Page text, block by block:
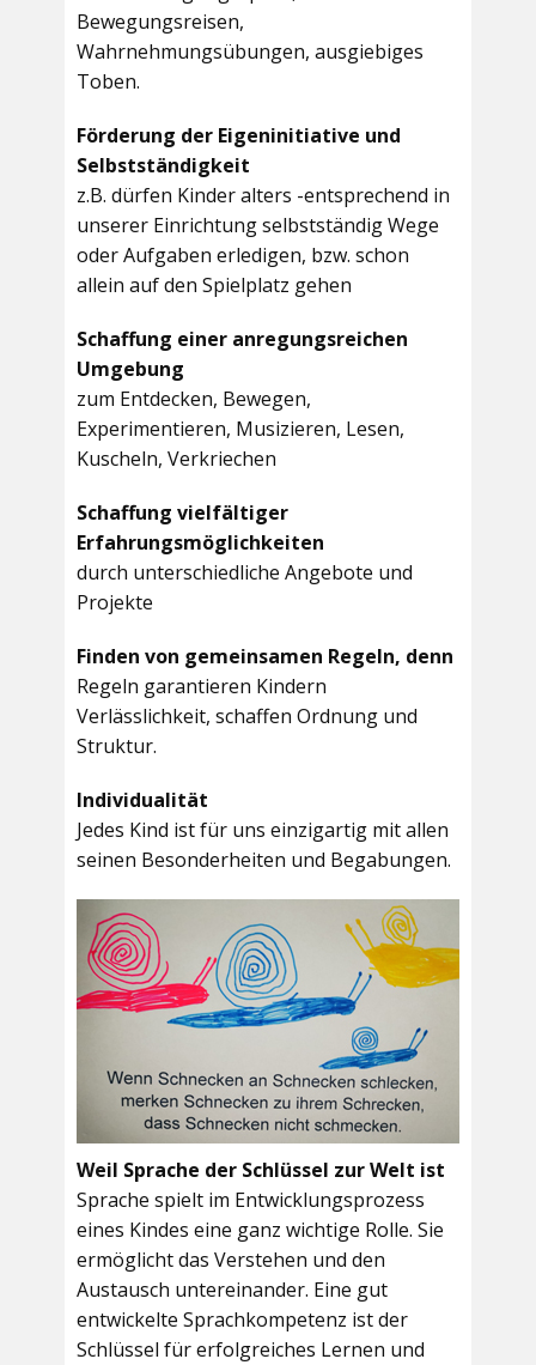
Bewegungsreisen,
Wahrnehmungsübungen, ausgiebiges
Toben.
Förderung der Eigeninitiative und
Selbstständigkeit
z.B. dürfen Kinder alters -entsprechend in
unserer Einrichtung selbstständig Wege
oder Aufgaben erledigen, bzw. schon
allein auf den Spielplatz gehen
Schaffung einer anregungsreichen
Umgebung
zum Entdecken, Bewegen,
Experimentieren, Musizieren, Lesen,
Kuscheln, Verkriechen
Schaffung vielfältiger
Erfahrungsmöglichkeiten
durch unterschiedliche Angebote und
Projekte
Finden von gemeinsamen Regeln, denn
Regeln garantieren Kindern
Verlässlichkeit, schaffen Ordnung und
Struktur.
Individualität
Jedes Kind ist für uns einzigartig mit allen
seinen Besonderheiten und Begabungen.
Weil Sprache der Schlüssel zur Welt ist
Sprache spielt im Entwicklungsprozess
eines Kindes eine ganz wichtige Rolle. Sie
ermöglicht das Verstehen und den
Austausch untereinander. Eine gut
entwickelte Sprachkompetenz ist der
Schlüssel für erfolgreiches Lernen und